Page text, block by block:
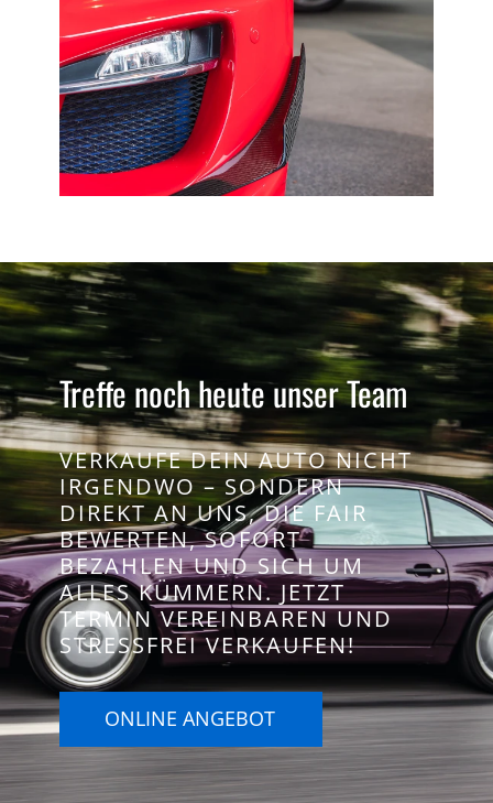
Treffe noch heute unser Team
VERKAUFE DEIN AUTO NICHT
IRGENDWO – SONDERN
DIREKT AN UNS, DIE FAIR
BEWERTEN, SOFORT
BEZAHLEN UND SICH UM
ALLES KÜMMERN. JETZT
TERMIN VEREINBAREN UND
STRESSFREI VERKAUFEN!
ONLINE ANGEBOT